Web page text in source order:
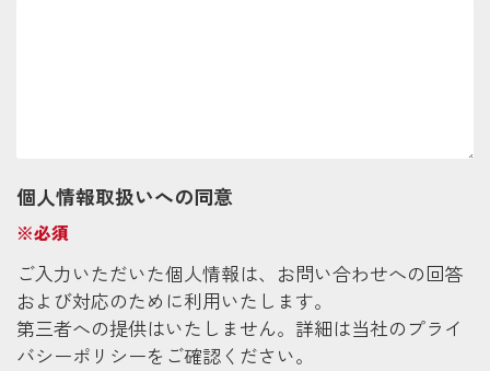
個人情報取扱いへの同意
※必須
ご入力いただいた個人情報は、お問い合わせへの回答
および対応のために利用いたします。
第三者への提供はいたしません。詳細は当社のプライ
バシーポリシーをご確認ください。